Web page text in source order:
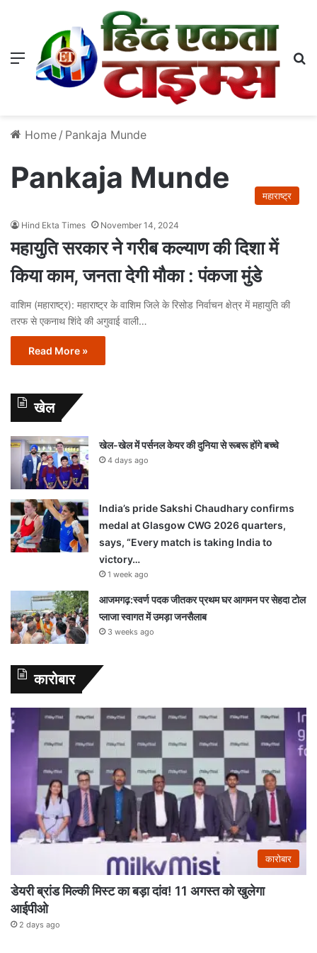
Menu
Home / Pankaja Munde
Pankaja Munde
महाराष्ट्र
Hind Ekta Times November 14, 2024
महायुति सरकार ने गरीब कल्याण की दिशा में
किया काम, जनता देगी मौका : पंकजा मुंडे
वाशिम (महाराष्ट्र): महाराष्ट्र के वाशिम जिले के रिसोड निर्वाचन क्षेत्र में महायुति की
तरफ से एकनाथ शिंदे की अगुवाई वाली…
Read More »
खेल
खेल-खेल में पर्सनल केयर की दुनिया से रूबरू होंगे बच्चे
4 days ago
India’s pride Sakshi Chaudhary confirms
medal at Glasgow CWG 2026 quarters,
says, “Every match is taking India to
victory…
1 week ago
आजमगढ़:स्वर्ण पदक जीतकर प्रथम घर आगमन पर सेहदा टोल
प्लाजा स्वागत में उमड़ा जनसैलाब
3 weeks ago
कारोबार
कारोबार
डेयरी ब्रांड मिल्की मिस्ट का बड़ा दांव! 11 अगस्त को खुलेगा
आईपीओ
2 days ago